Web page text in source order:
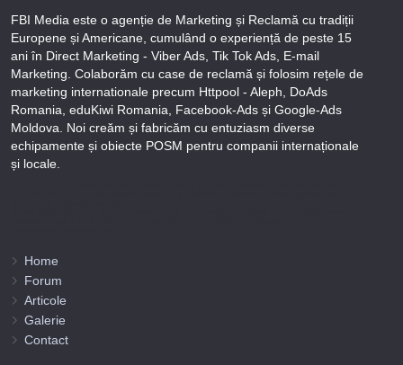
FBI Media este o agenție de Marketing și Reclamă cu tradiții
Europene și Americane, cumulând o experiență de peste 15
ani în Direct Marketing - Viber Ads, Tik Tok Ads, E-mail
Marketing. Colaborăm cu case de reclamă și folosim rețele de
marketing internationale precum Httpool - Aleph, DoAds
Romania, eduKiwi Romania, Facebook-Ads și Google-Ads
Moldova. Noi creăm și fabricăm cu entuziasm diverse
echipamente și obiecte POSM pentru companii internaționale
și locale.
Home
Forum
Articole
Galerie
Contact